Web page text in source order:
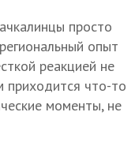
просто
опыт
реакцией не
приходится что-то
моменты, не